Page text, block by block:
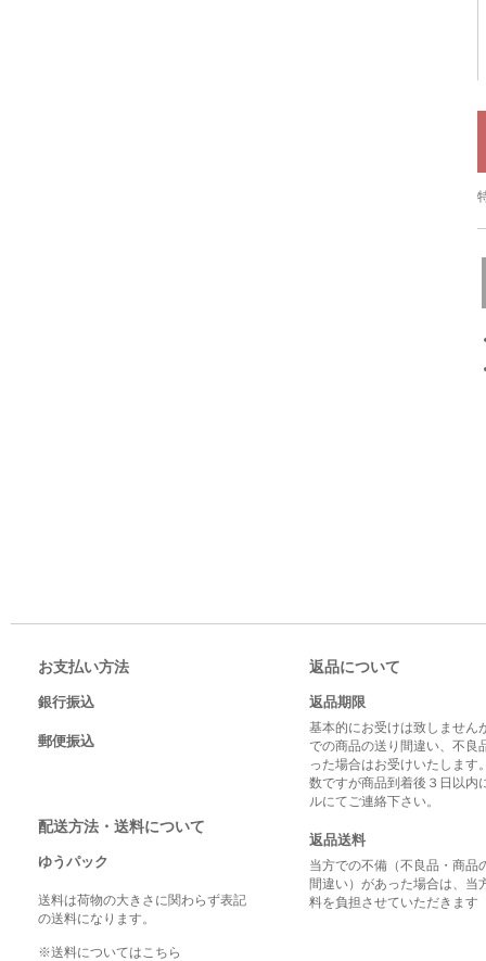
お支払い方法
銀行振込
郵便振込
配送方法・送料について
ゆうパック
送料は荷物の大きさに関わらず表記
の送料になります。
※送料についてはこちら
返品について
返品期限
基本的にお受けは致しません
での商品の送り間違い、不良
った場合はお受けいたします
数ですが商品到着後３日以内
ルにてご連絡下さい。
返品送料
当方での不備（不良品・商品
間違い）があった場合は、当
料を負担させていただきます